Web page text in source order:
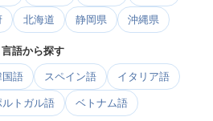
北海道 静岡県 沖縄県
言語から探す
国語 スペイン語 イタリア語
ルトガル語 ベトナム語